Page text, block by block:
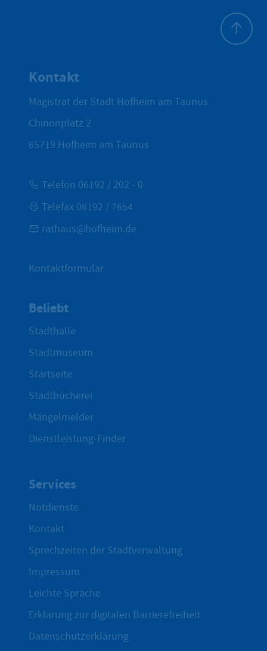
Kontakt
Magistrat der Stadt Hofheim am Taunus
Chinonplatz 2
65719 Hofheim am Taunus
Telefon 06192 / 202 - 0
Telefax 06192 / 7654
rathaus@hofheim.de
Kontaktformular
Beliebt
Stadthalle
Stadtmuseum
Startseite
Stadtbücherei
Mängelmelder
Dienstleistung-Finder
Services
Notdienste
Kontakt
Sprechzeiten der Stadtverwaltung
Impressum
Leichte Sprache
Erklärung zur digitalen Barrierefreiheit
Datenschutzerklärung